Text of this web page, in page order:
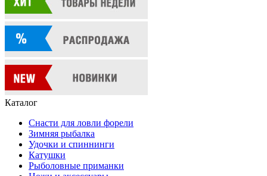
Каталог
Снасти для ловли форели
Зимняя рыбалка
Удочки и спиннинги
Катушки
Рыболовные приманки